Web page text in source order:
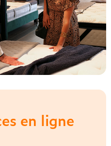
en ligne